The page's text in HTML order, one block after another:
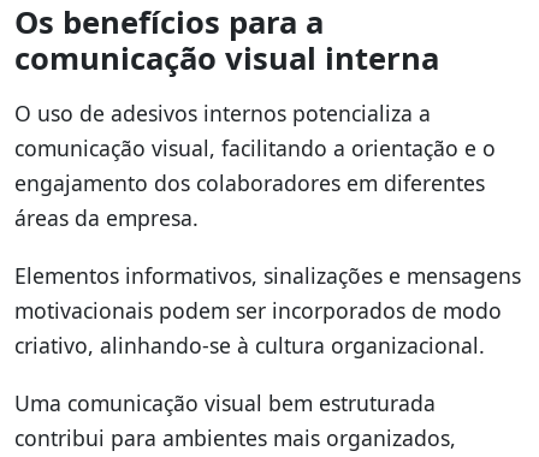
Os benefícios para a
comunicação visual interna
O uso de adesivos internos potencializa a
comunicação visual, facilitando a orientação e o
engajamento dos colaboradores em diferentes
áreas da empresa.
Elementos informativos, sinalizações e mensagens
motivacionais podem ser incorporados de modo
criativo, alinhando-se à cultura organizacional.
Uma comunicação visual bem estruturada
contribui para ambientes mais organizados,